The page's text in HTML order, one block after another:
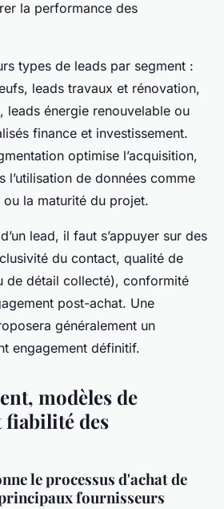
la performance des
types de leads par segment :
leads travaux et rénovation,
leads énergie renouvelable ou
finance et investissement.
optimise l’acquisition,
l’utilisation de données comme
ou la maturité du projet.
lead, il faut s’appuyer sur des
du contact, qualité de
de détail collecté), conformité
post-achat. Une
généralement un
engagement définitif.
modèles de
des
le processus d'achat de
fournisseurs